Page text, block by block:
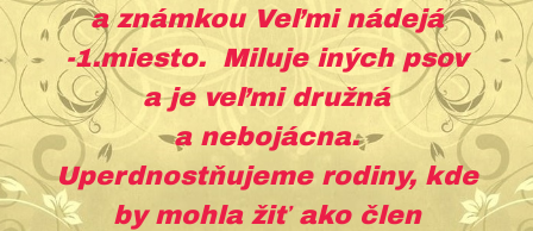
a známkou Veľmi nádejá
-1.miesto. Miluje iných psov
a je veľmi družná
a nebojácna.
Uperdnostňujeme rodiny, kde
by mohla žiť ako člen